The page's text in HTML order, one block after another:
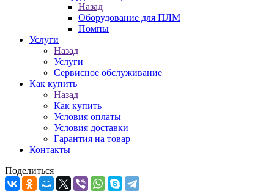
Назад
Оборудование для ПЛМ
Помпы
Услуги
Назад
Услуги
Сервисное обслуживание
Как купить
Назад
Как купить
Условия оплаты
Условия доставки
Гарантия на товар
Контакты
Поделиться